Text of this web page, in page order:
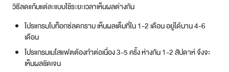
วิธีลดแก้มแต่ละแบบใช้ระยะเวลาเห็นผลต่างกัน
โปรแกรมโบท็อกซ์ลดกราม เห็นผลเต็มที่ใน 1-2 เดือน อยู่ได้นาน 4-6
เดือน
โปรแกรมเมโสแฟตต้องทำต่อเนื่อง 3-5 ครั้ง ห่างกัน 1-2 สัปดาห์ จึงจะ
เห็นผลชัดเจน